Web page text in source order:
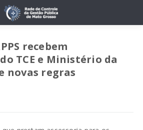
recebem
TCE e Ministério da
novas regras